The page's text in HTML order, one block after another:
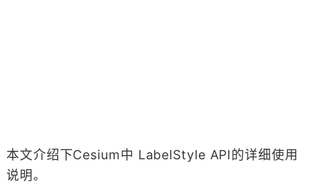
本文介绍下Cesium中 LabelStyle API的详细使用
说明。